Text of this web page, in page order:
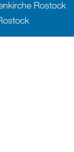
Rostock